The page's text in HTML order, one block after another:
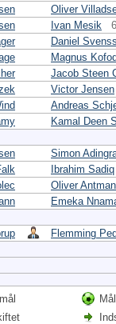
Oliver
Ivan Mesik
Daniel
Magnus
Jacob Steen
Victor Jensen
Andreas
Kamal Deen
Simon
Ibrahim Sadiq
Oliver Antman
Emeka
Flemming